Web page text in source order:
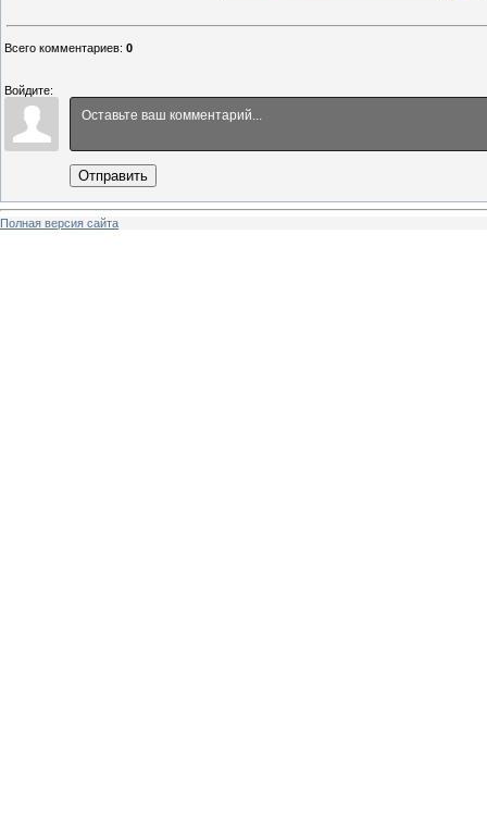
Всего комментариев: 0
Войдите:
Отправить
Полная версия сайта